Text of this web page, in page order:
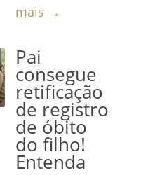
mais →
Pai
consegue
retificação
de registro
de óbito
do filho!
Entenda